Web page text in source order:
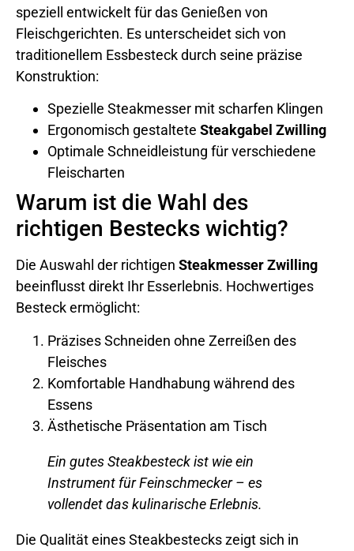
speziell entwickelt für das Genießen von
Fleischgerichten. Es unterscheidet sich von
traditionellem Essbesteck durch seine präzise
Konstruktion:
Spezielle Steakmesser mit scharfen Klingen
Ergonomisch gestaltete Steakgabel Zwilling
Optimale Schneidleistung für verschiedene
Fleischarten
Warum ist die Wahl des
richtigen Bestecks wichtig?
Die Auswahl der richtigen Steakmesser Zwilling
beeinflusst direkt Ihr Esserlebnis. Hochwertiges
Besteck ermöglicht:
Präzises Schneiden ohne Zerreißen des
Fleisches
Komfortable Handhabung während des
Essens
Ästhetische Präsentation am Tisch
Ein gutes Steakbesteck ist wie ein
Instrument für Feinschmecker – es
vollendet das kulinarische Erlebnis.
Die Qualität eines Steakbestecks zeigt sich in